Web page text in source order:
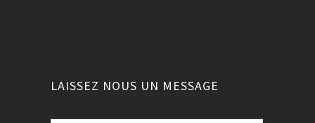
LAISSEZ NOUS UN MESSAGE